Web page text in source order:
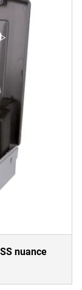
nuance